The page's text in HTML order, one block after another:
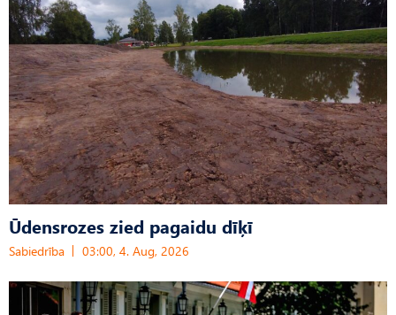
Ūdensrozes zied pagaidu dīķī
Sabiedrība 03:00, 4. Aug, 2026